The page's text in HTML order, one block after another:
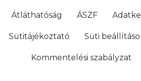
Átláthatóság ÁSZF
Sütitájékoztató Süti
Kommentelési szabályzat